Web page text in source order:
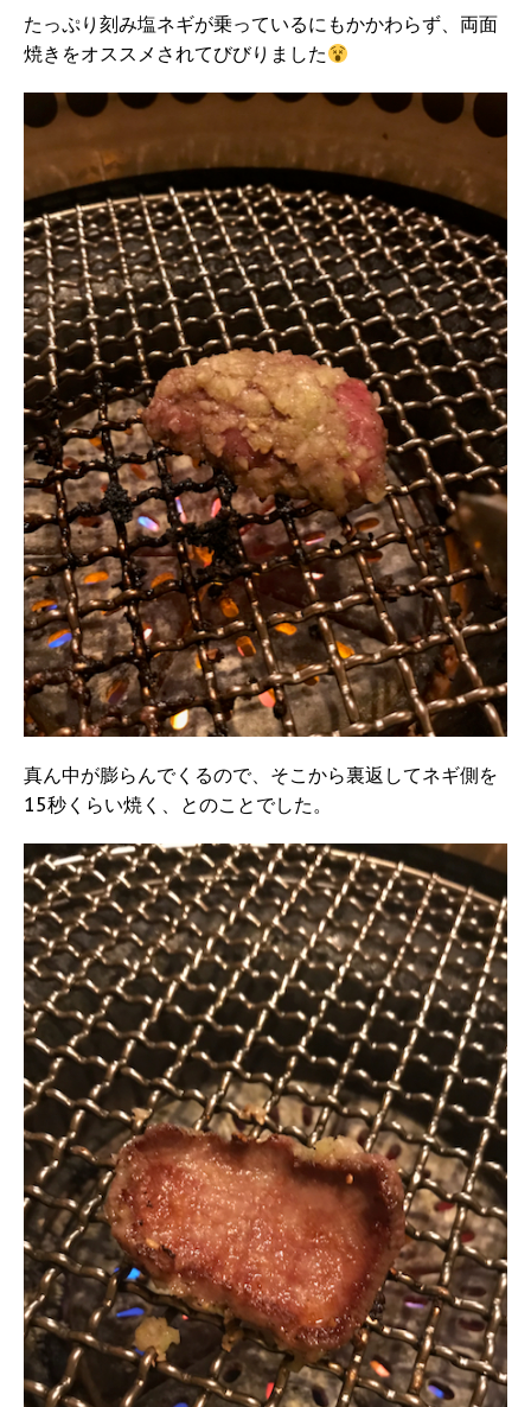
たっぷり刻み塩ネギが乗っているにもかかわらず、両面
焼きをオススメされてびびりました
真ん中が膨らんでくるので、そこから裏返してネギ側を
15秒くらい焼く、とのことでした。